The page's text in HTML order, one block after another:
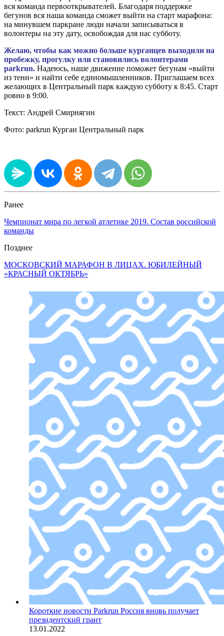
вся команда первооткрывателей. Благодаря поддержке
бегунов вся наша команда сможет выйти на старт марафона:
на минувшем паркране люди начали записываться в
волонтеры на эту дату, освобождая для нас субботу.
Желаю, чтобы как можно больше курганцев выходили на
пробежку, прогулку или становились волонтерами
parkrun. Надеюсь, наше движение поможет бегунам «выйти
из тени» и найти себе единомышленников. Приглашаем всех
желающих в Центральный парк каждую субботу к 8:45. Старт
ровно в 9:00.
Текст: Андрей Смирнягин
Фото: parkrun Курган Центральный парк
Ранее
Чемпионат мира по легкой атлетике 2019. Состав российской
команды
Позднее
МОСКОВСКИЙ МАРАФОН В ЛИЦАХ. ЮБИЛЕЙНЫЙ
«КРАСНЫЙ ОКТЯБРЬ»
Короткие новости Parkrun Россия вновь получает
президентский грант
13.01.2022